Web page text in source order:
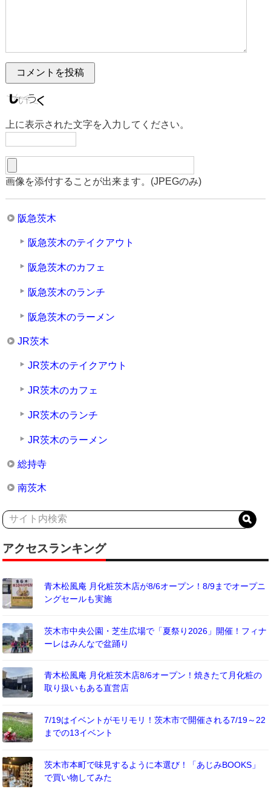
上に表示された文字を入力してください。
画像を添付することが出来ます。(JPEGのみ)
阪急茨木
阪急茨木のテイクアウト
阪急茨木のカフェ
阪急茨木のランチ
阪急茨木のラーメン
JR茨木
JR茨木のテイクアウト
JR茨木のカフェ
JR茨木のランチ
JR茨木のラーメン
総持寺
南茨木
アクセスランキング
青木松風庵 月化粧茨木店が8/6オープン！8/9までオープニ
ングセールも実施
茨木市中央公園・芝生広場で「夏祭り2026」開催！フィナ
ーレはみんなで盆踊り
青木松風庵 月化粧茨木店8/6オープン！焼きたて月化粧の
取り扱いもある直営店
7/19はイベントがモリモリ！茨木市で開催される7/19～22
までの13イベント
茨木市本町で味見するように本選び！「あじみBOOKS」
で買い物してみた